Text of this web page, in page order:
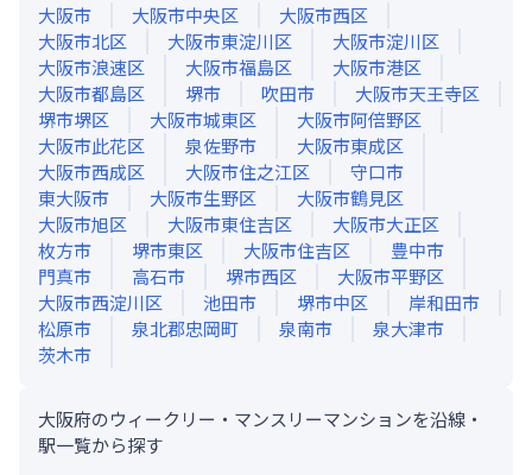
大阪市
大阪市中央区
大阪市西区
大阪市北区
大阪市東淀川区
大阪市淀川区
大阪市浪速区
大阪市福島区
大阪市港区
大阪市都島区
堺市 吹田市
大阪市天王寺区
堺市堺区
大阪市城東区
大阪市阿倍野区
大阪市此花区
泉佐野市
大阪市東成区
大阪市西成区
大阪市住之江区
守口市
東大阪市
大阪市生野区
大阪市鶴見区
大阪市旭区
大阪市東住吉区
大阪市大正区
枚方市
堺市東区 大阪市住吉区
豊中市
門真市
高石市 堺市西区
大阪市平野区
大阪市西淀川区
池田市 堺市中区
岸和田市
松原市
泉北郡忠岡町 泉南市
泉大津市
茨木市
大阪府のウィークリー・マンスリーマンションを沿線・
駅一覧から探す